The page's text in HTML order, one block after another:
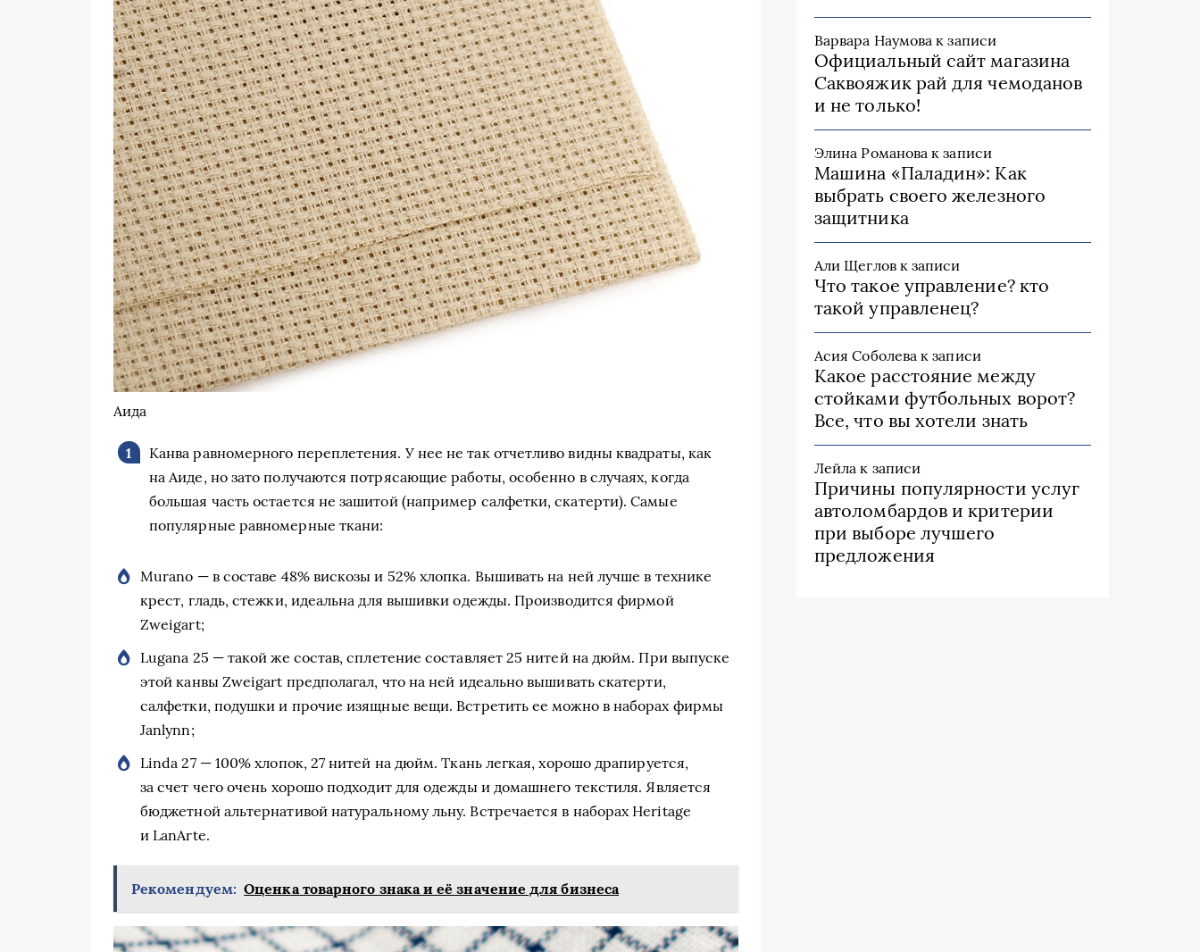
Аида
Канва равномерного переплетения. У нее не так отчетливо видны квадраты, как
на Аиде, но зато получаются потрясающие работы, особенно в случаях, когда
большая часть остается не зашитой (например салфетки, скатерти). Самые
популярные равномерные ткани:
Murano — в составе 48% вискозы и 52% хлопка. Вышивать на ней лучше в технике
крест, гладь, стежки, идеальна для вышивки одежды. Производится фирмой
Zweigart;
Lugana 25 — такой же состав, сплетение составляет 25 нитей на дюйм. При выпуске
этой канвы Zweigart предполагал, что на ней идеально вышивать скатерти,
салфетки, подушки и прочие изящные вещи. Встретить ее можно в наборах фирмы
Janlynn;
Linda 27 — 100% хлопок, 27 нитей на дюйм. Ткань легкая, хорошо драпируется,
за счет чего очень хорошо подходит для одежды и домашнего текстиля. Является
бюджетной альтернативой натуральному льну. Встречается в наборах Heritage
и LanArte.
Рекомендуем: Оценка товарного знака и её значение для бизнеса
Варвара Наумова к записи
Официальный сайт магазина
Саквояжик рай для чемоданов
и не только!
Элина Романова к записи
Машина «Паладин»: Как
выбрать своего железного
защитника
Али Щегловк записи
Что такое управление? кто
такой управленец?
Асия Соболева к записи
Какое расстояние между
стойками футбольных ворот?
Все, что вы хотели знать
Лейла к записи
Причины популярности услуг
автоломбардов и критерии
при выборе лучшего
предложения